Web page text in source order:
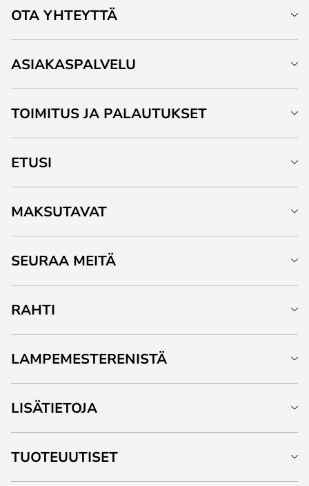
OTA YHTEYTTÄ
ASIAKASPALVELU
TOIMITUS JA PALAUTUKSET
ETUSI
MAKSUTAVAT
SEURAA MEITÄ
RAHTI
LAMPEMESTERENISTÄ
LISÄTIETOJA
TUOTEUUTISET